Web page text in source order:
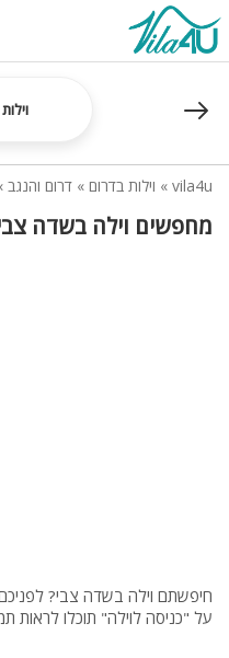
vila4u
» וילות בדרום » דרום והנגב
מחפשים וילה בשדה
חיפשתם וילה בשדה צבי? לפניכם
על "כניסה לוילה" תוכלו לראות